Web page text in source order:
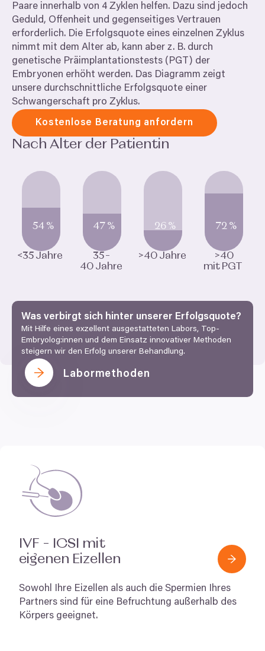
Paare innerhalb von 4 Zyklen helfen. Dazu sind jedoch
Geduld, Offenheit und gegenseitiges Vertrauen
erforderlich. Die Erfolgsquote eines einzelnen Zyklus
nimmt mit dem Alter ab, kann aber z. B. durch
genetische Präimplantationstests ( PGT ) der
Embryonen erhöht werden. Das Diagramm zeigt
unsere durchschnittliche Erfolgsquote einer
Schwangerschaft pro Zyklus.
Kostenlose Beratung anfordern
Nach Alter der Patientin
54%
<35 Jahre
47 %
35–
40Jahre
26 %
>40Jahre
72 %
>40
mit PGT
Was verbirgt sich hinter unserer Erfolgsquote?
Mit Hilfe eines exzellent ausgestatteten Labors, Top-
Embryolog:innen und dem Einsatz innovativer Methoden
steigern wir den Erfolg unserer Behandlung.
Labormethoden
IVF – ICSI mit
eigenen Eizellen
Sowohl Ihre Eizellen als auch die Spermien Ihres
Partners sind für eine Befruchtung außerhalb des
Körpers geeignet.